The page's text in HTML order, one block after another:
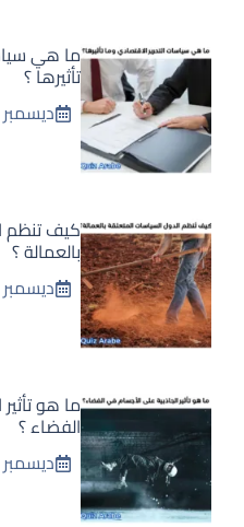
ما هي
تأثيرها ؟
ديسمبر 18, 2024
كيف تنظم
بالعمالة ؟
ديسمبر 18, 2024
ما هو
الفضاء ؟
ديسمبر 18, 2024